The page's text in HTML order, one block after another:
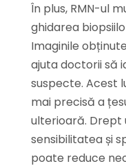
În plus, RMN-ul
ghidarea
Imaginile
ajuta doctorii să
suspecte. Acest
mai precisă a
ulterioară.
sensibilitatea și
poate reduce